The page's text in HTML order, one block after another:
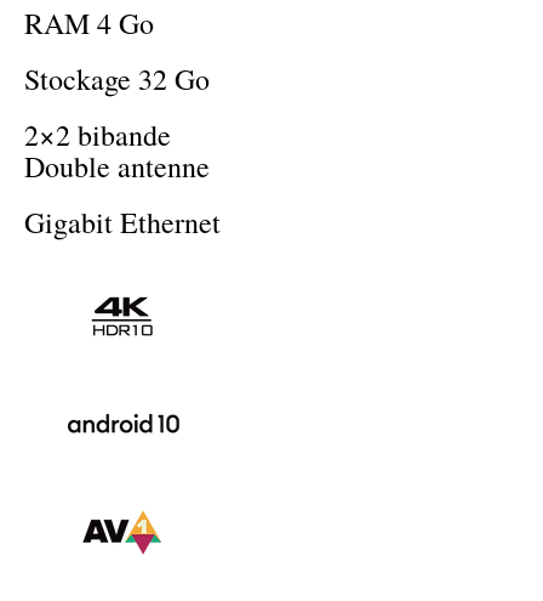
RAM 4 Go
Stockage 32 Go
2×2 bibande
Double antenne
Gigabit Ethernet